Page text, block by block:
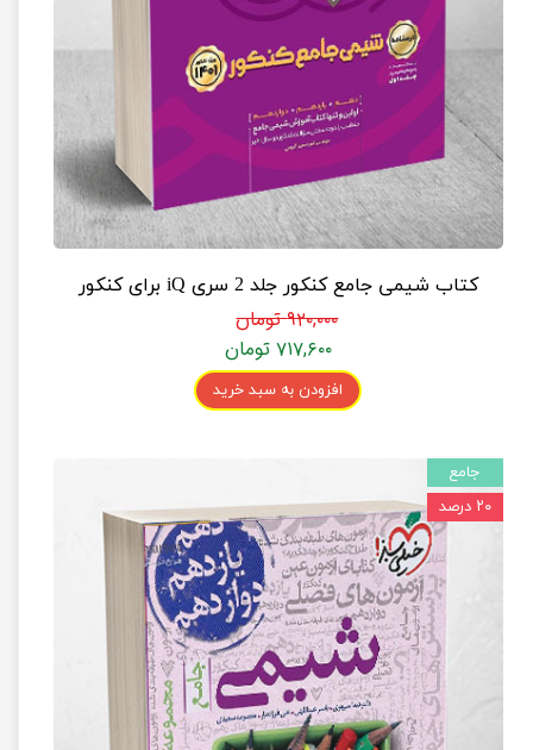
کتاب شیمی جامع کنکور جلد 2 سری iQ برای کنکور
۹۲۰,۰۰۰ تومان
۷۱۷,۶۰۰ تومان
افزودن به سبد خرید
جامع
۲۰ درصد